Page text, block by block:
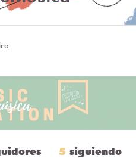
5 siguiendo